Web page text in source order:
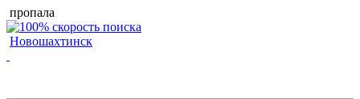
пропала
Новошахтинск